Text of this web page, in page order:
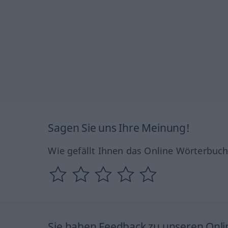
Sagen Sie uns Ihre Meinung!
Wie gefällt Ihnen das Online